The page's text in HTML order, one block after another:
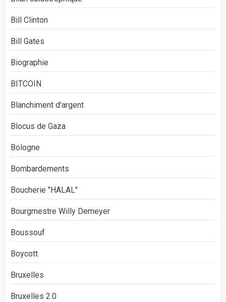
Bill Clinton
Bill Gates
Biographie
BITCOIN
Blanchiment d'argent
Blocus de Gaza
Bologne
Bombardements
Boucherie "HALAL"
Bourgmestre Willy Demeyer
Boussouf
Boycott
Bruxelles
Bruxelles 2.0